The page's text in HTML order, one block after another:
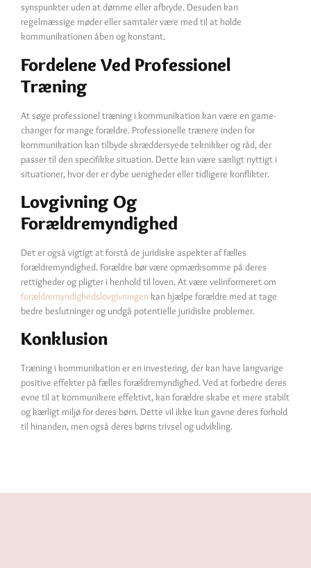
synspunkter uden at dømme eller afbryde. Desuden kan
regelmæssige møder eller samtaler være med til at holde
kommunikationen åben og konstant.
Fordelene Ved Professionel
Træning
At søge professionel træning i kommunikation kan være en game-
changer for mange forældre. Professionelle trænere inden for
kommunikation kan tilbyde skræddersyede teknikker og råd, der
passer til den specifikke situation. Dette kan være særligt nyttigt i
situationer, hvor der er dybe uenigheder eller tidligere konflikter.
Lovgivning Og
Forældremyndighed
Det er også vigtigt at forstå de juridiske aspekter af fælles
forældremyndighed. Forældre bør være opmærksomme på deres
rettigheder og pligter i henhold til loven. At være velinformeret om
forældremyndighedslovgivningen kan hjælpe forældre med at tage
bedre beslutninger og undgå potentielle juridiske problemer.
Konklusion
Træning i kommunikation er en investering, der kan have langvarige
positive effekter på fælles forældremyndighed. Ved at forbedre deres
evne til at kommunikere effektivt, kan forældre skabe et mere stabilt
og kærligt miljø for deres børn. Dette vil ikke kun gavne deres forhold
til hinanden, men også deres børns trivsel og udvikling.